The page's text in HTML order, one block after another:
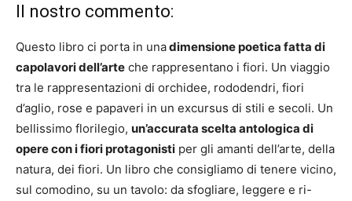
Il nostro commento:
Questo libro ci porta in unadimensione poetica fatta di
capolavori dell’arte che rappresentano i fiori. Un viaggio
tra le rappresentazioni di orchidee, rododendri, fiori
d’aglio, rose e papaveri in un excursus di stili e secoli. Un
bellissimo florilegio, un’accurata scelta antologica di
opere con i fiori protagonisti per gli amanti dell’arte, della
natura, dei fiori. Un libro che consigliamo di tenere vicino,
sul comodino, su un tavolo: da sfogliare, leggere e ri-